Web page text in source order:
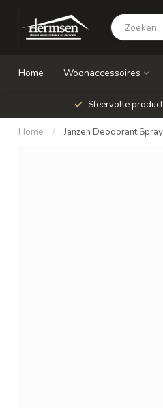
Home Woonaccessoires
Sfeervolle
Home / Janzen Deodorant